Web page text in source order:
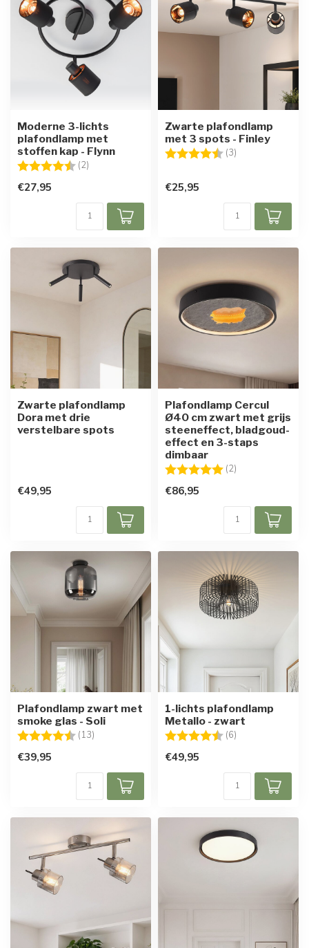
Moderne 3-lichts
plafondlamp met
stoffen kap - Flynn
Beoordeling: (2)
€27,95
Zwarte plafondlamp
met 3 spots - Finley
Beoordeling: (3)
€25,95
Zwarte plafondlamp
Dora met drie
verstelbare spots
€49,95
Plafondlamp Cercul
Ø40 cm zwart met grijs
steeneffect, bladgoud-
effect en 3-staps
dimbaar
Beoordeling: (2)
€86,95
Plafondlamp zwart met
smoke glas - Soli
Beoordeling: (13)
€39,95
1-lichts plafondlamp
Metallo - zwart
Beoordeling: (6)
€49,95